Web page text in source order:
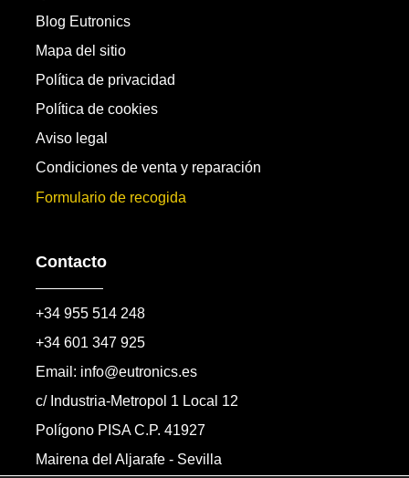
Blog Eutronics
Mapa del sitio
Política de privacidad
Política de cookies
Aviso legal
Condiciones de venta y reparación
Formulario de recogida
Contacto
+34 955 514 248
+34 601 347 925
Email: info@eutronics.es
c/ Industria-Metropol 1 Local 12
Polígono PISA C.P. 41927
Mairena del Aljarafe - Sevilla